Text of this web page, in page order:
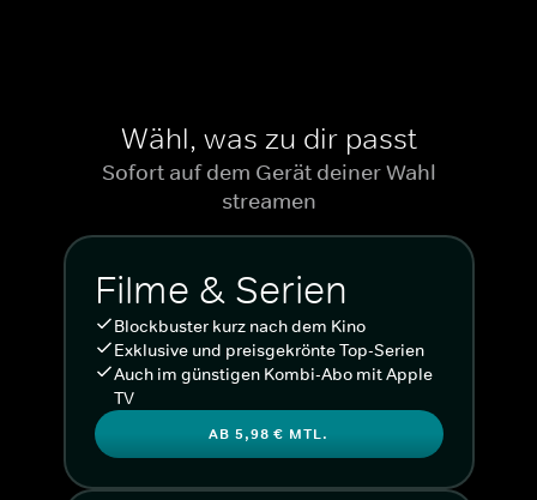
Wähl, was zu dir passt
Sofort auf dem Gerät deiner Wahl
streamen
Filme & Serien
Blockbuster kurz nach dem Kino
Exklusive und preisgekrönte Top-Serien
Auch im günstigen Kombi-Abo mit Apple
TV
AB 5,98 € MTL.